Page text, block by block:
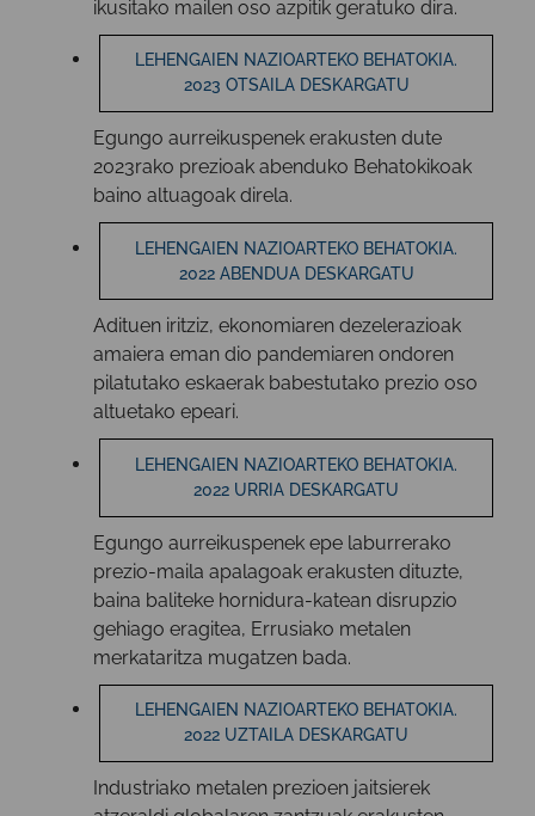
ikusitako mailen oso azpitik geratuko dira.
LEHENGAIEN NAZIOARTEKO BEHATOKIA.
2023 OTSAILA DESKARGATU
Egungo aurreikuspenek erakusten dute
2023rako prezioak abenduko Behatokikoak
baino altuagoak direla.
LEHENGAIEN NAZIOARTEKO BEHATOKIA.
2022 ABENDUA DESKARGATU
Adituen iritziz, ekonomiaren dezelerazioak
amaiera eman dio pandemiaren ondoren
pilatutako eskaerak babestutako prezio oso
altuetako epeari.
LEHENGAIEN NAZIOARTEKO BEHATOKIA.
2022 URRIA DESKARGATU
Egungo aurreikuspenek epe laburrerako
prezio-maila apalagoak erakusten dituzte,
baina baliteke hornidura-katean disrupzio
gehiago eragitea, Errusiako metalen
merkataritza mugatzen bada.
LEHENGAIEN NAZIOARTEKO BEHATOKIA.
2022 UZTAILA DESKARGATU
Industriako metalen prezioen jaitsierek